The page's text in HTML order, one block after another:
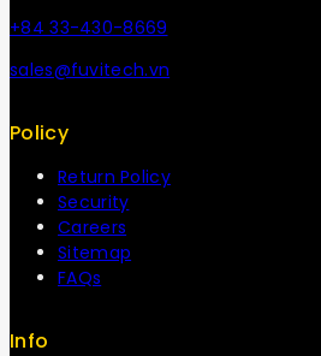
+84 33-430-8669
sales@fuvitech.vn
Policy
Return Policy
Security
Careers
Sitemap
FAQs
Info